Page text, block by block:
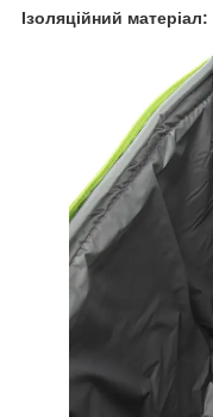
Ізоляційний матеріал: